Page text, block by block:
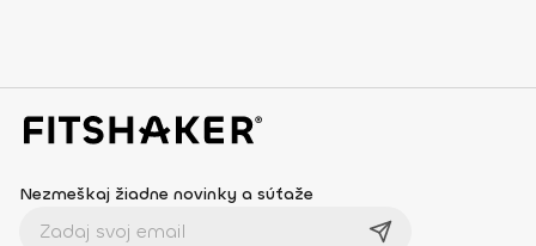
Nezmeškaj žiadne novinky a súťaže